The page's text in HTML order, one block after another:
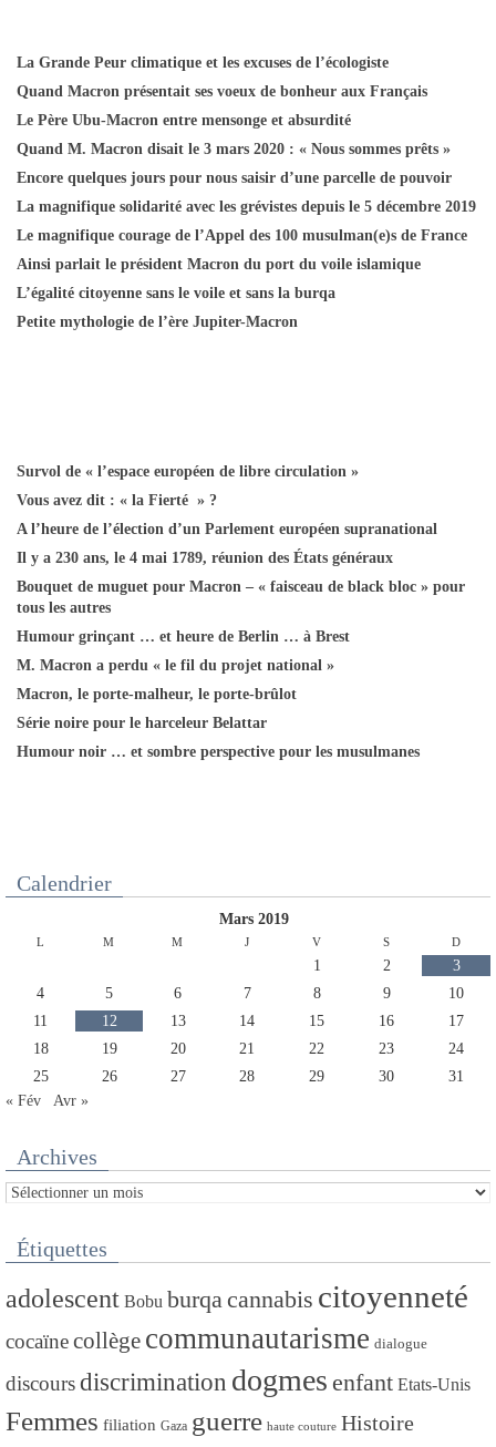
La Grande Peur climatique et les excuses de l’écologiste
Quand Macron présentait ses voeux de bonheur aux Français
Le Père Ubu-Macron entre mensonge et absurdité
Quand M. Macron disait le 3 mars 2020 : « Nous sommes prêts »
Encore quelques jours pour nous saisir d’une parcelle de pouvoir
La magnifique solidarité avec les grévistes depuis le 5 décembre 2019
Le magnifique courage de l’Appel des 100 musulman(e)s de France
Ainsi parlait le président Macron du port du voile islamique
L’égalité citoyenne sans le voile et sans la burqa
Petite mythologie de l’ère Jupiter-Macron
Survol de « l’espace européen de libre circulation »
Vous avez dit : « la Fierté » ?
A l’heure de l’élection d’un Parlement européen supranational
Il y a 230 ans, le 4 mai 1789, réunion des États généraux
Bouquet de muguet pour Macron – « faisceau de black bloc » pour
tous les autres
Humour grinçant … et heure de Berlin … à Brest
M. Macron a perdu « le fil du projet national »
Macron, le porte-malheur, le porte-brûlot
Série noire pour le harceleur Belattar
Humour noir … et sombre perspective pour les musulmanes
Calendrier
mars 2019
L M M J V S D
1 2
3
4
5 6 7 8 9
10
11
12 13 14 15 16
17
18
19 20 21 22 23
24
25
26 27 28 29 30
31
« Fév
Avr »
Archives
Archives
Étiquettes
adolescent Bobu burqacannabis citoyenneté
cocaïnecollège communautarisme dialogue
discoursdiscrimination dogmes enfant Etats-Unis
Femmes filiation Gaza guerre haute couture Histoire